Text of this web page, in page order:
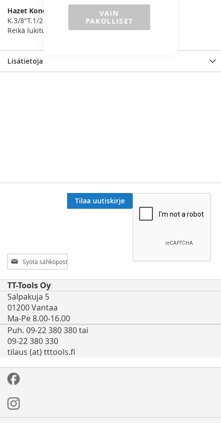
VAIN
PAKOLLISET
Hazet Konemuuntokappale
K.3/8"T.1/2
Reikä lukitustapille tai jouselle ja ura o-renkaalle
Lisätietoja
Tilaa
uutiskirjeemme:
Tilaa uutiskirje
TT-Tools Oy
Salpakuja 5
01200 Vantaa
Ma-Pe 8.00-16.00
Puh. 09-22 380 380 tai
09-22 380 330
tilaus (at) tttools.fi